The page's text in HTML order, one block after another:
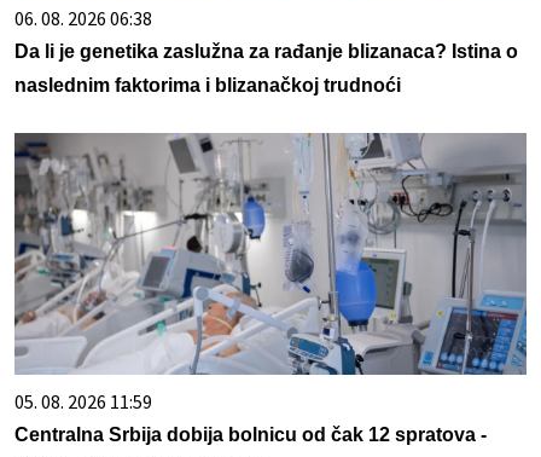
06. 08. 2026 06:38
Da li je genetika zaslužna za rađanje blizanaca? Istina o
naslednim faktorima i blizanačkoj trudnoći
05. 08. 2026 11:59
Centralna Srbija dobija bolnicu od čak 12 spratova -